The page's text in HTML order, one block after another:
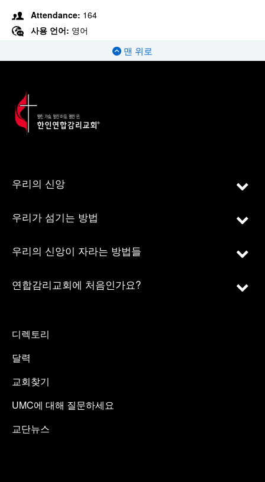
Attendance: 164
사용 언어: 영어
맨 위로
우리의 신앙
우리가 섬기는 방법
우리의 신앙이 자라는 방법들
연합감리교회에 처음인가요?
디렉토리
달력
교회찾기
UMC에 대해 질문하세요
교단뉴스